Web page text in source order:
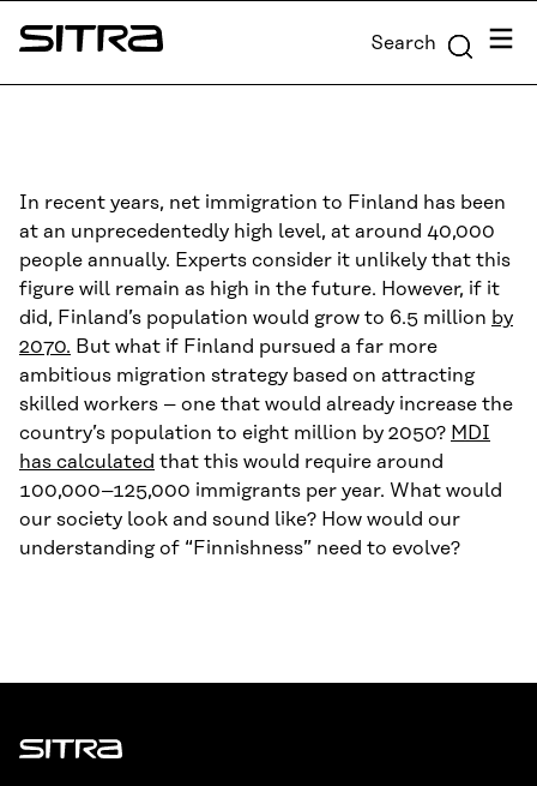
Skip to
content
Sitra Search Menu
In recent years, net immigration to Finland has been
at an unprecedentedly high level, at around 40,000
people annually. Experts consider it unlikely that this
figure will remain as high in the future. However, if it
did, Finland’s population would grow to 6.5 million by
2070. But what if Finland pursued a far more
ambitious migration strategy based on attracting
skilled workers – one that would already increase the
country’s population to eight million by 2050? MDI
has calculated that this would require around
100,000–125,000 immigrants per year. What would
our society look and sound like? How would our
understanding of “Finnishness” need to evolve?
Sitra